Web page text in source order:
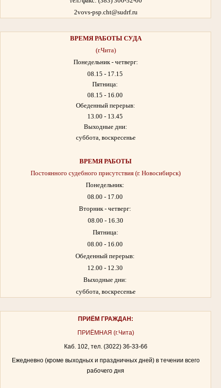
2vovs-psp.cht@sudrf.ru
ВРЕМЯ РАБОТЫСУДА
(г.Чита)
Понедельник - четверг:
08.15 - 17.15
Пятница:
08.15 - 16.00
Обеденный перерыв:
13.00 - 13.45
Выходные дни:
суббота, воскресенье
ВРЕМЯ РАБОТЫ
Постоянного судебного присутствия (г. Новосибирск)
Понедельник:
08.00 - 17.00
Вторник - четверг:
08.00 - 16.30
Пятница:
08.00 - 16.00
Обеденный перерыв:
12.00 - 12.30
Выходные дни:
суббота, воскресенье
ПРИЁМ ГРАЖДАН:
ПРИЁМНАЯ (г.Чита)
Каб. 102, тел. (3022) 36-33-66
Ежедневно (кроме выходных и праздничных дней) в течении всего
рабочего дня